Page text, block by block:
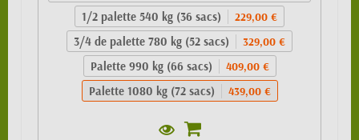
1/2 palette 540 kg (36 sacs) 229,00 €
3/4 de palette 780 kg (52 sacs) 329,00 €
Palette 990 kg (66 sacs) 409,00 €
Palette 1080 kg (72 sacs) 439,00 €